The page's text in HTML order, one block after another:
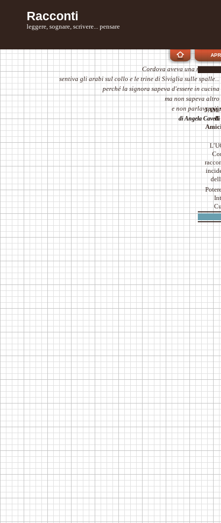
Racconti
leggere, sognare, scrivere... pensare
Cordova aveva una moschea
sentiva gli arabi sul collo e le trine di Siviglia sulle spalle...
perché la signora sapeva d'essere in cucina
ma non sapeva altro
e non parlava più
di Angela Cavelli
di